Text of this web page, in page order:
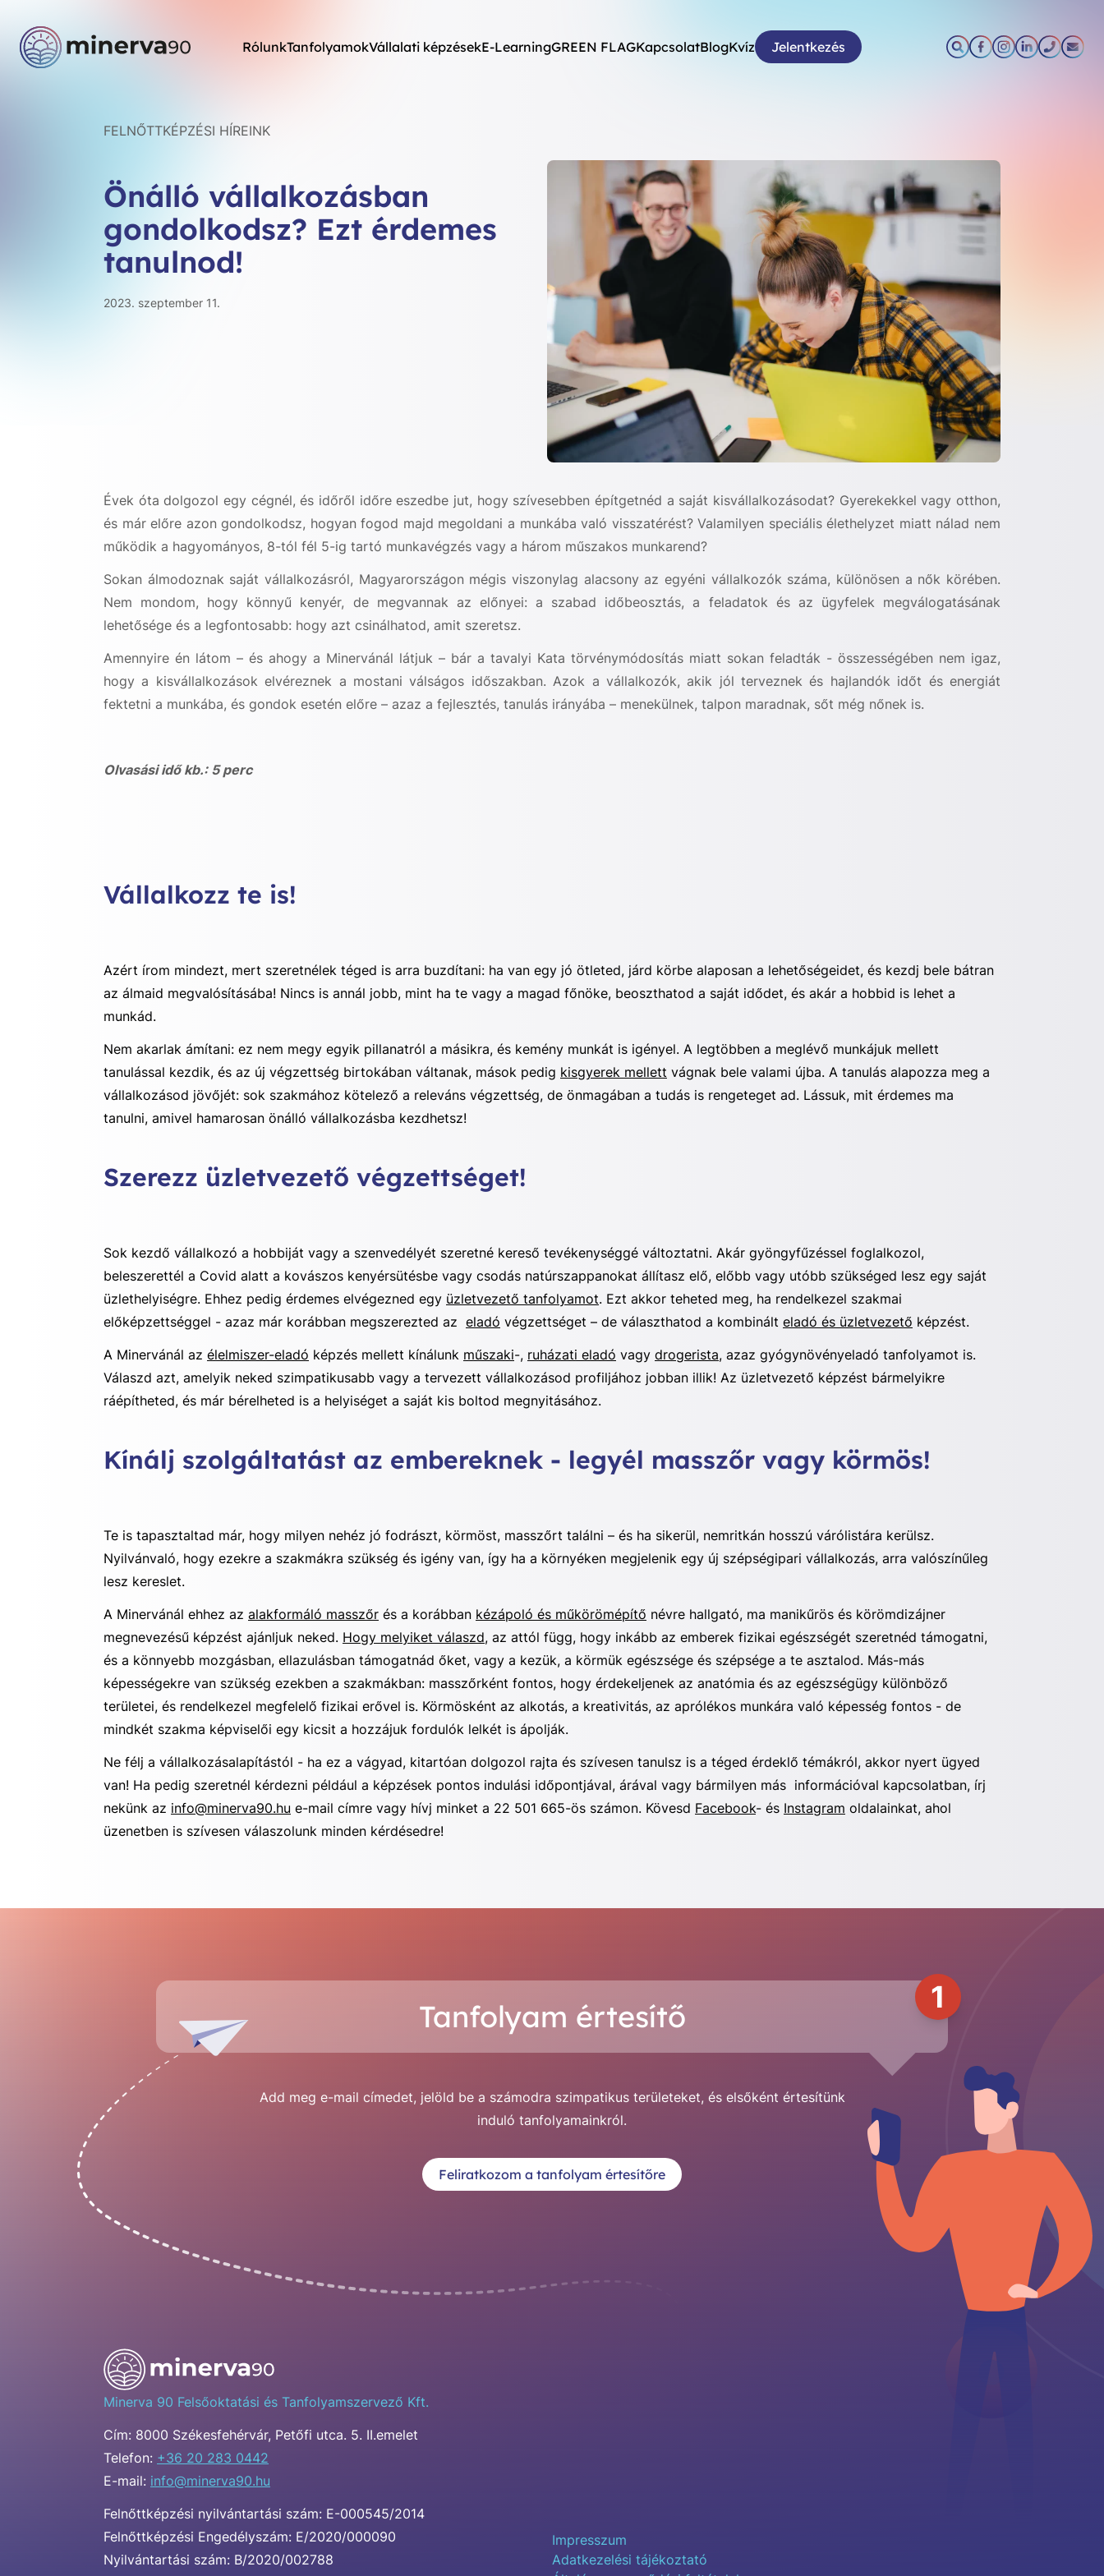
RólunkTanfolyamokVállalati képzésekE-LearningGREEN FLAGKapcsolatBlogKvíz Jelentkezés
FELNŐTTKÉPZÉSI HÍREINK
Önálló vállalkozásban
gondolkodsz? Ezt érdemes
tanulnod!
2023. szeptember 11.
Évek óta dolgozol egy cégnél, és időről időre eszedbe jut, hogy szívesebben építgetnéd a saját kisvállalkozásodat? Gyerekekkel vagy otthon,
és már előre azon gondolkodsz, hogyan fogod majd megoldani a munkába való visszatérést? Valamilyen speciális élethelyzet miatt nálad nem
működik a hagyományos, 8-tól fél 5-ig tartó munkavégzés vagy a három műszakos munkarend?
Sokan álmodoznak saját vállalkozásról, Magyarországon mégis viszonylag alacsony az egyéni vállalkozók száma, különösen a nők körében.
Nem mondom, hogy könnyű kenyér, de megvannak az előnyei: a szabad időbeosztás, a feladatok és az ügyfelek megválogatásának
lehetősége és a legfontosabb: hogy azt csinálhatod, amit szeretsz.
Amennyire én látom – és ahogy a Minervánál látjuk – bár a tavalyi Kata törvénymódosítás miatt sokan feladták - összességében nem igaz,
hogy a kisvállalkozások elvéreznek a mostani válságos időszakban. Azok a vállalkozók, akik jól terveznek és hajlandók időt és energiát
fektetni a munkába, és gondok esetén előre – azaz a fejlesztés, tanulás irányába – menekülnek, talpon maradnak, sőt még nőnek is.
Olvasási idő kb.: 5 perc
Vállalkozz te is!
Azért írom mindezt, mert szeretnélek téged is arra buzdítani: ha van egy jó ötleted, járd körbe alaposan a lehetőségeidet, és kezdj bele bátran
az álmaid megvalósításába! Nincs is annál jobb, mint ha te vagy a magad főnöke, beoszthatod a saját idődet, és akár a hobbid is lehet a
munkád.
Nem akarlak ámítani: ez nem megy egyik pillanatról a másikra, és kemény munkát is igényel. A legtöbben a meglévő munkájuk mellett
tanulással kezdik, és az új végzettség birtokában váltanak, mások pedig kisgyerek mellett vágnak bele valami újba. A tanulás alapozza meg a
vállalkozásod jövőjét: sok szakmához kötelező a releváns végzettség, de önmagában a tudás is rengeteget ad. Lássuk, mit érdemes ma
tanulni, amivel hamarosan önálló vállalkozásba kezdhetsz!
Szerezz üzletvezető végzettséget!
Sok kezdő vállalkozó a hobbiját vagy a szenvedélyét szeretné kereső tevékenységgé változtatni. Akár gyöngyfűzéssel foglalkozol,
beleszerettél a Covid alatt a kovászos kenyérsütésbe vagy csodás natúrszappanokat állítasz elő, előbb vagy utóbb szükséged lesz egy saját
üzlethelyiségre. Ehhez pedig érdemes elvégezned egy üzletvezető tanfolyamot. Ezt akkor teheted meg, ha rendelkezel szakmai
előképzettséggel - azaz már korábban megszerezted az eladó végzettséget – de választhatod a kombinált eladó és üzletvezető képzést.
A Minervánál az élelmiszer-eladó képzés mellett kínálunk műszaki-, ruházati eladó vagy drogerista, azaz gyógynövényeladó tanfolyamot is.
Válaszd azt, amelyik neked szimpatikusabb vagy a tervezett vállalkozásod profiljához jobban illik! Az üzletvezető képzést bármelyikre
ráépítheted, és már bérelheted is a helyiséget a saját kis boltod megnyitásához.
Kínálj szolgáltatást az embereknek - legyél masszőr vagy körmös!
Te is tapasztaltad már, hogy milyen nehéz jó fodrászt, körmöst, masszőrt találni – és ha sikerül, nemritkán hosszú várólistára kerülsz.
Nyilvánvaló, hogy ezekre a szakmákra szükség és igény van, így ha a környéken megjelenik egy új szépségipari vállalkozás, arra valószínűleg
lesz kereslet.
A Minervánál ehhez az alakformáló masszőr és a korábban kézápoló és műkörömépítő névre hallgató, ma manikűrös és körömdizájner
megnevezésű képzést ajánljuk neked. Hogy melyiket válaszd, az attól függ, hogy inkább az emberek fizikai egészségét szeretnéd támogatni,
és a könnyebb mozgásban, ellazulásban támogatnád őket, vagy a kezük, a körmük egészsége és szépsége a te asztalod. Más-más
képességekre van szükség ezekben a szakmákban: masszőrként fontos, hogy érdekeljenek az anatómia és az egészségügy különböző
területei, és rendelkezel megfelelő fizikai erővel is. Körmösként az alkotás, a kreativitás, az aprólékos munkára való képesség fontos - de
mindkét szakma képviselői egy kicsit a hozzájuk fordulók lelkét is ápolják.
Ne félj a vállalkozásalapítástól - ha ez a vágyad, kitartóan dolgozol rajta és szívesen tanulsz is a téged érdeklő témákról, akkor nyert ügyed
van! Ha pedig szeretnél kérdezni például a képzések pontos indulási időpontjával, árával vagy bármilyen más információval kapcsolatban, írj
nekünk az info@minerva90.hu e-mail címre vagy hívj minket a 22 501 665-ös számon. Kövesd Facebook- és Instagram oldalainkat, ahol
üzenetben is szívesen válaszolunk minden kérdésedre!
Tanfolyam értesítő
1
Add meg e-mail címedet, jelöld be a számodra szimpatikus területeket, és elsőként értesítünk
induló tanfolyamainkról.
Feliratkozom a tanfolyam értesítőre
Minerva 90 Felsőoktatási és Tanfolyamszervező Kft.
Cím: 8000 Székesfehérvár, Petőfi utca. 5. II.emelet
Telefon: +36 20 283 0442
E-mail: info@minerva90.hu
Felnőttképzési nyilvántartási szám: E-000545/2014
Felnőttképzési Engedélyszám: E/2020/000090
Nyilvántartási szám: B/2020/002788
Impresszum
Adatkezelési tájékoztató